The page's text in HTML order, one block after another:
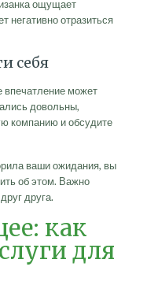
ощущает
негативно отразиться
себя
впечатление может
довольны,
компанию и обсудите
ваши ожидания, вы
об этом. Важно
друга.
как
для